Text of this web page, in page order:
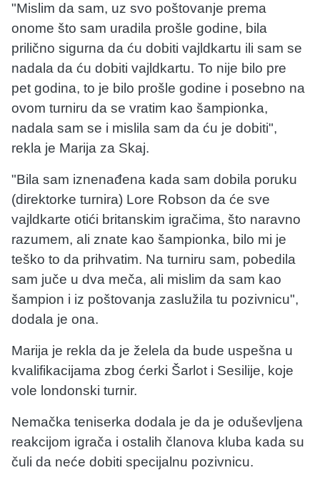
"Mislim da sam, uz svo poštovanje prema
onome što sam uradila prošle godine, bila
prilično sigurna da ću dobiti vajldkartu ili sam se
nadala da ću dobiti vajldkartu. To nije bilo pre
pet godina, to je bilo prošle godine i posebno na
ovom turniru da se vratim kao šampionka,
nadala sam se i mislila sam da ću je dobiti",
rekla je Marija za Skaj.
"Bila sam iznenađena kada sam dobila poruku
(direktorke turnira) Lore Robson da će sve
vajldkarte otići britanskim igračima, što naravno
razumem, ali znate kao šampionka, bilo mi je
teško to da prihvatim. Na turniru sam, pobedila
sam juče u dva meča, ali mislim da sam kao
šampion i iz poštovanja zaslužila tu pozivnicu",
dodala je ona.
Marija je rekla da je želela da bude uspešna u
kvalifikacijama zbog ćerki Šarlot i Sesilije, koje
vole londonski turnir.
Nemačka teniserka dodala je da je oduševljena
reakcijom igrača i ostalih članova kluba kada su
čuli da neće dobiti specijalnu pozivnicu.